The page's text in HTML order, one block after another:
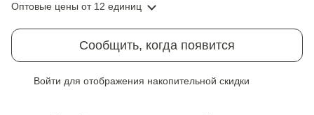
Оптовые цены от 12 единиц
Сообщить, когда появится
Войти для отображения накопительной скидки